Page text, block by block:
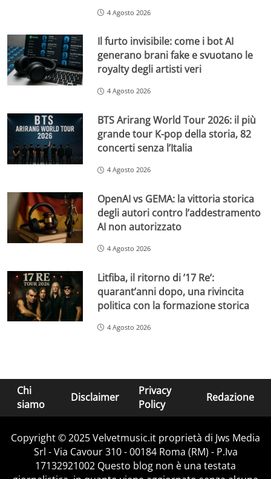
4 Agosto 2026
Il furto invisibile: come i bot AI
generano brani fake e svuotano le
royalty degli artisti veri
4 Agosto 2026
BTS Arirang World Tour 2026: il più
grande tour K-pop della storia, 82
concerti senza l’Italia
4 Agosto 2026
OpenAI vs GEMA: la vittoria storica
degli autori contro l’addestramento
AI non autorizzato
4 Agosto 2026
Litfiba, il ritorno di ’17 Re’:
quarant’anni dopo, una rivincita
politica con la formazione storica
4 Agosto 2026
Chi
siamo
Disclaimer
Privacy
Policy
Redazione
Copyright © 2025 Velvetmusic.it proprietà di Jws Media
Srl - Via Cavour 310 - 00184 Roma (RM) - P.Iva
17132921002 Questo blog non è una testata